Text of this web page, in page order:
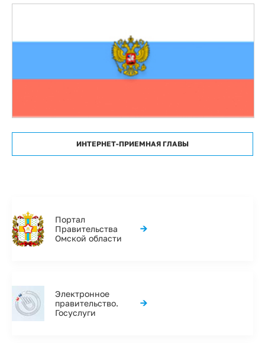
ИНТЕРНЕТ-ПРИЕМНАЯ ГЛАВЫ
Портал
Правительства
Омской области
→
Электронное
правительство.
Госуслуги
→